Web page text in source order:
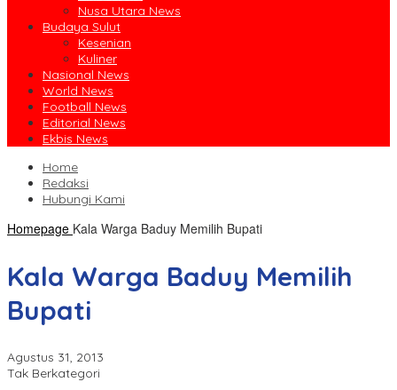
Nusa Utara News
Budaya Sulut
Kesenian
Kuliner
Nasional News
World News
Football News
Editorial News
Ekbis News
Home
Redaksi
Hubungi Kami
Homepage Kala Warga Baduy Memilih Bupati
Kala Warga Baduy Memilih
Bupati
Agustus 31, 2013
Tak Berkategori